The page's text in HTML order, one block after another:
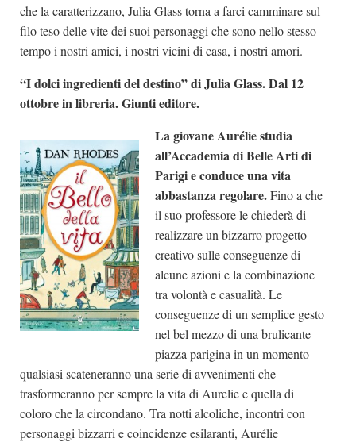
che la caratterizzano, Julia Glass torna a farci camminare sul
filo teso delle vite dei suoi personaggi che sono nello stesso
tempo i nostri amici, i nostri vicini di casa, i nostri amori.
“I dolci ingredienti del destino” di Julia Glass. Dal 12
ottobre in libreria. Giunti editore.
La giovane Aurélie studia
all’Accademia di Belle Arti di
Parigi e conduce una vita
abbastanza regolare.Fino a che
il suo professore le chiederà di
realizzare un bizzarro progetto
creativo sulle conseguenze di
alcune azioni e la combinazione
tra volontà e casualità. Le
conseguenze di un semplice gesto
nel bel mezzo di una brulicante
piazza parigina in un momento
qualsiasi scateneranno una serie di avvenimenti che
trasformeranno per sempre la vita di Aurelie e quella di
coloro che la circondano. Tra notti alcoliche, incontri con
personaggi bizzarri e coincidenze esilaranti, Aurélie